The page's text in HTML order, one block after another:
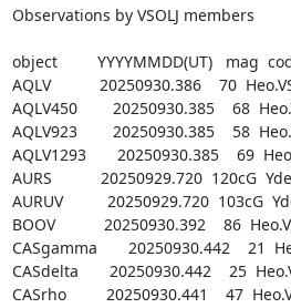
Observations by VSOLJ members
object         YYYYMMDD(UT)   mag
AQLV           20250930.386    70
AQLV450        20250930.385    68
AQLV923        20250930.385    58
AQLV1293       20250930.385    69
AURS           20250929.720  120cG
AURUV          20250929.720  103cG
BOOV           20250930.392    86
CASgamma       20250930.442    21
CASdelta       20250930.442    25
CASrho         20250930.441    47